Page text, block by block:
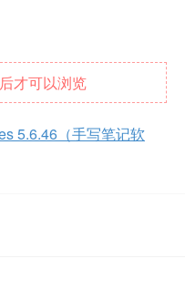
后才可以浏览
5.6.46（手写笔记软